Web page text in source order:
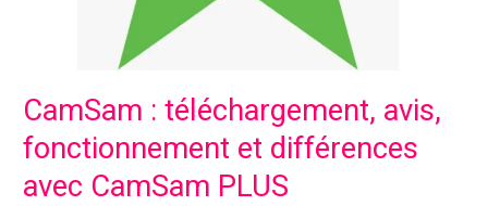
CamSam : téléchargement, avis,
fonctionnement et différences
avec CamSam PLUS